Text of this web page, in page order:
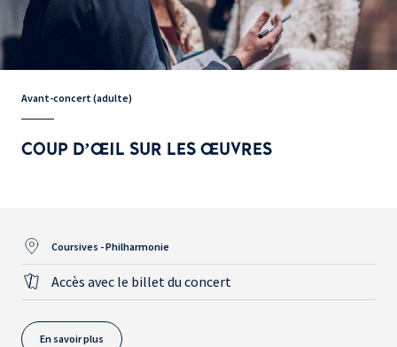
Avant-concert (adulte)
COUP D’ŒIL SUR LES ŒUVRES
Coursives - Philharmonie
Accès avec le billet du concert
En savoir plus